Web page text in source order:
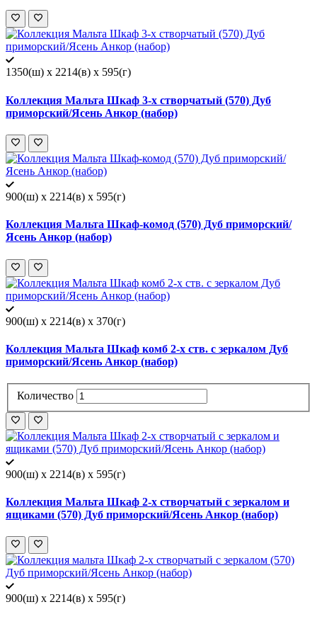
1350(ш) x 2214(в) x 595(г)
Коллекция Мальта Шкаф 3-х створчатый (570) Дуб
приморский/Ясень Анкор (набор)
900(ш) x 2214(в) x 595(г)
Коллекция Мальта Шкаф-комод (570) Дуб приморский/
Ясень Анкор (набор)
900(ш) x 2214(в) x 370(г)
Коллекция Мальта Шкаф комб 2-х ств. с зеркалом Дуб
приморский/Ясень Анкор (набор)
Количество
900(ш) x 2214(в) x 595(г)
Коллекция Мальта Шкаф 2-х створчатый с зеркалом и
ящиками (570) Дуб приморский/Ясень Анкор (набор)
900(ш) x 2214(в) x 595(г)